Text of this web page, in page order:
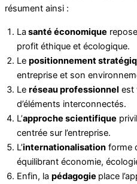
résument ainsi :
La santé économique
profit éthique et écologique.
Le positionnement
entreprise et son
Le réseau professionnel est
d’éléments interconnectés.
L’approche scientifique
centrée sur l’entreprise.
L’internationalisation forme
équilibrant économie,
Enfin, la pédagogie place